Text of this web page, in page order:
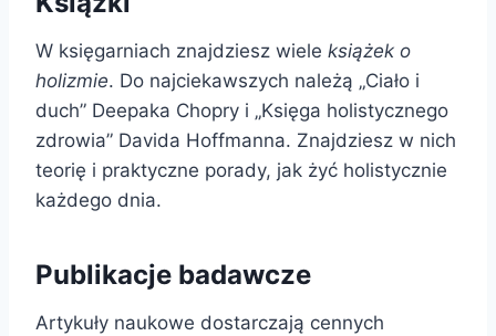
W księgarniach znajdziesz wiele książek o
holizmie. Do najciekawszych należą „Ciało i
duch” Deepaka Chopry i „Księga holistycznego
zdrowia” Davida Hoffmanna. Znajdziesz w nich
teorię i praktyczne porady, jak żyć holistycznie
każdego dnia.
Publikacje badawcze
Artykuły naukowe dostarczają cennych